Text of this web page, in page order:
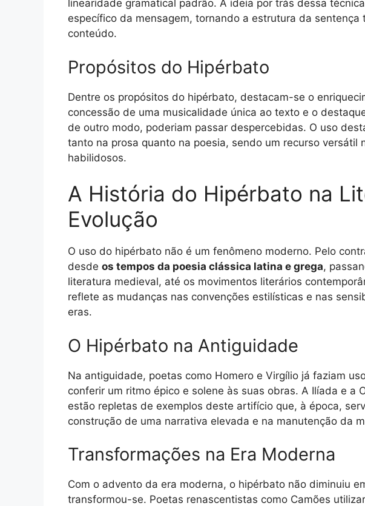
linearidade gramatical padrão. A ideia por trás dessa
específico da mensagem, tornando a estrutura da sentença
conteúdo.
Propósitos do Hipérbato
Dentre os propósitos do hipérbato, destacam-se o
concessão de uma musicalidade única ao texto e o
de outro modo, poderiam passar despercebidas. O uso
tanto na prosa quanto na poesia, sendo um recurso versátil
habilidosos.
A História do Hipérbato na
Evolução
O uso do hipérbato não é um fenômeno moderno. Pelo
desde os tempos da poesia clássica latina e grega,
literatura medieval, até os movimentos literários
reflete as mudanças nas convenções estilísticas e nas
eras.
O Hipérbato na Antiguidade
Na antiguidade, poetas como Homero e Virgílio já faziam
conferir um ritmo épico e solene às suas obras. A Ilíada e a
estão repletas de exemplos deste artifício que, à época,
construção de uma narrativa elevada e na manutenção da
Transformações na Era Moderna
Com o advento da era moderna, o hipérbato não diminuiu
transformou-se. Poetas renascentistas como Camões